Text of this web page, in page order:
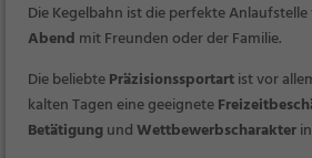
Die Kegelbahn ist die perfekte
Abend mit Freunden oder der Familie.
Die beliebtePräzisionssportartist vor
kalten Tagen eine geeignete
BetätigungundWettbewerbscharakter